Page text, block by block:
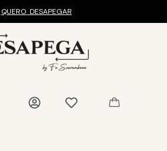
QUERO DESAPEGAR